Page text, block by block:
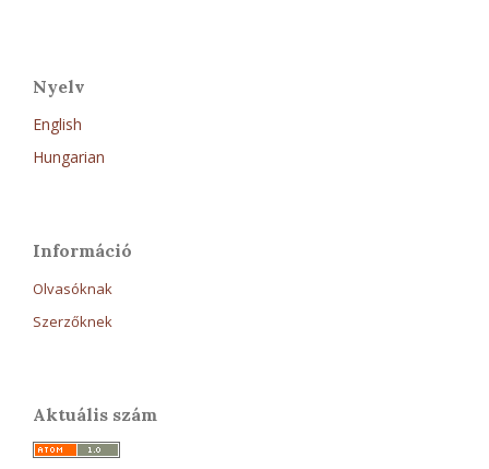
Nyelv
English
Hungarian
Információ
Olvasóknak
Szerzőknek
Aktuális szám